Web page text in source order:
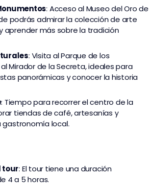
: Acceso al Museo del Oro de
podrás admirar la colección de arte
aprender más sobre la tradición
: Visita al Parque de los
Mirador de la Secreta, ideales para
panorámicas y conocer la historia
: Tiempo para recorrer el centro de la
tiendas de café, artesanías y
gastronomía local.
tour: El tour tiene una duración
4 a 5 horas.